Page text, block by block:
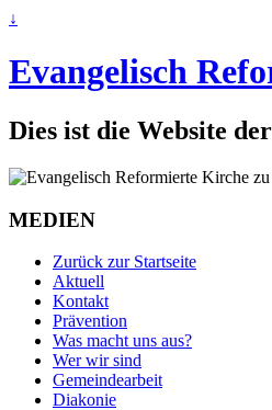
↓
Evangelisch
Dies ist die Website
MEDIEN
Zurück zur Startseite
Aktuell
Kontakt
Prävention
Was macht uns aus?
Wer wir sind
Gemeindearbeit
Diakonie